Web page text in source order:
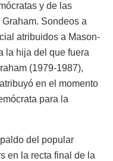
y de las
Sondeos a
atribuidos a Mason-
la hija del que fuera
(1979-1987),
en el momento
para la
del popular
en la recta final de la